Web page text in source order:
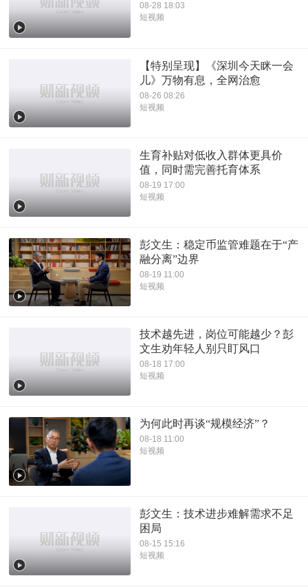
08-28 18:03
短视频
【特别呈现】《深圳今天眯一会
儿》万物有息，全网治愈
08-26 08:26
短视频
生育补贴对低收入群体更具价
值，同时需完善托育体系
08-19 17:00
短视频
彭文生：稳定币监管难题在于“产
融分离”边界
08-19 11:00
短视频
技术越先进，岗位可能越少？彭
文生劝年轻人别只盯风口
08-18 17:00
短视频
为何此时再谈“规模经济”？
08-18 11:00
短视频
彭文生：技术进步难解需求不足
困局
08-15 15:16
短视频